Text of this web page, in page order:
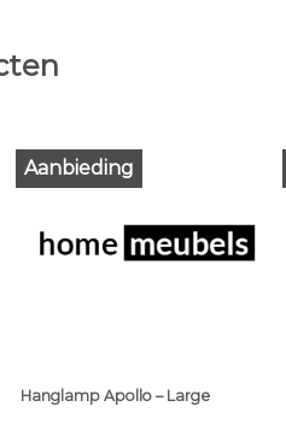
Aanbieding
Hanglamp Apollo – Large